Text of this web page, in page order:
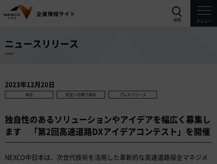
検索 メニュー
ニュースリリース
2023年12月20日
本社 安全への取り組み プレスリリース
独自性のあるソリューションやアイデアを幅広く募集し
ます 「第2回高速道路DXアイデアコンテスト」を開催
NEXCO中日本は、次世代技術を活用した革新的な高速道路保全マネジメ